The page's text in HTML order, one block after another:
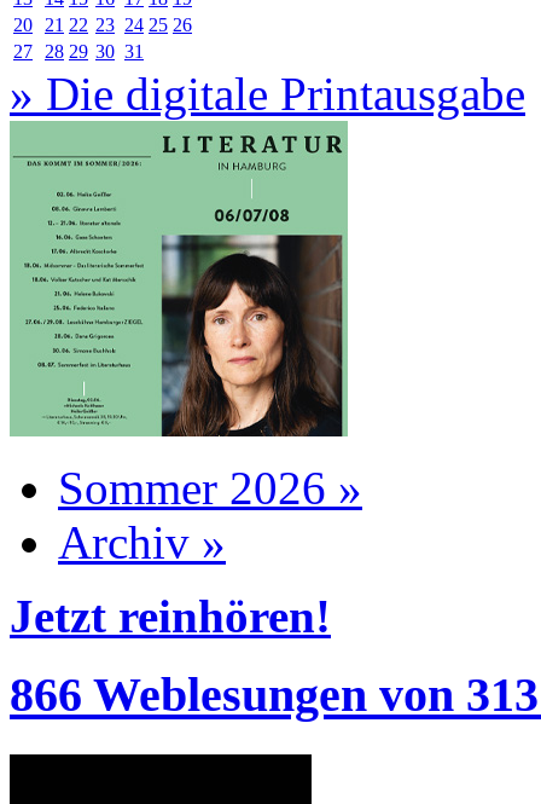
20
21 22 23 24 25 26
27
28 29 30 31
» Die digitale Printausgabe
Sommer 2026 »
Archiv »
Jetzt reinhören!
866 Weblesungen von